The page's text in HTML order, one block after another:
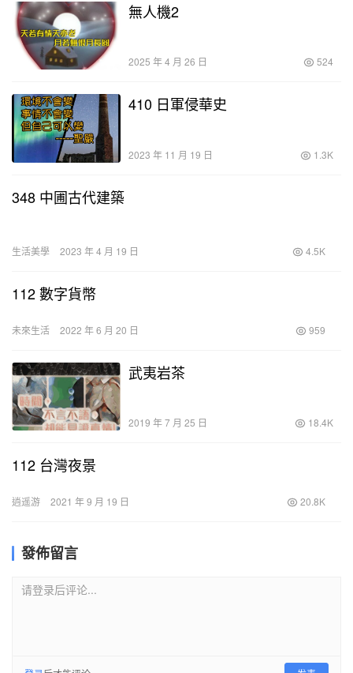
無人機2
2025 年 4 月 26 日 524
410 日軍侵華史
2023 年 11 月 19 日 1.3K
348 中圃古代建築
生活美學 2023 年 4 月 19 日 4.5K
112 數字貨幣
未來生活 2022 年 6 月 20 日 959
武夷岩茶
2019 年 7 月 25 日 18.4K
112 台灣夜景
逍遥游 2021 年 9 月 19 日 20.8K
發佈留言
请登录后评论...